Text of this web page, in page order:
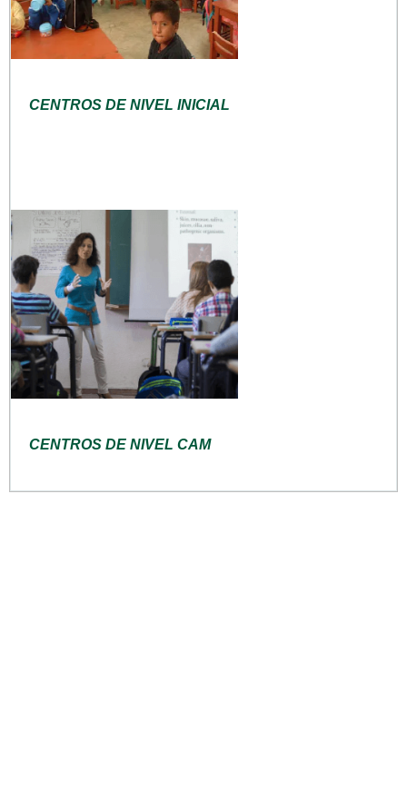
CENTROS DE NIVEL INICIAL
CENTROS DE NIVEL CAM